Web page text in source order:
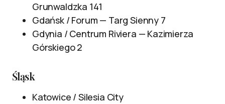
Grunwaldzka 141
Gdańsk / Forum — Targ Sienny 7
Gdynia / Centrum Riviera — Kazimierza
Górskiego 2
Śląsk
Katowice / Silesia City